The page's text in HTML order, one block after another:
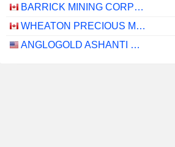
BARRICK MINING CORPORATION
WHEATON PRECIOUS METALS CORP.
ANGLOGOLD ASHANTI PLC